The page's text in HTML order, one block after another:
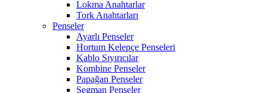
Lokma Anahtarlar
Tork Anahtarları
Penseler
Ayarlı Penseler
Hortum Kelepçe Penseleri
Kablo Sıyırıcılar
Kombine Penseler
Papağan Penseler
Segman Penseler